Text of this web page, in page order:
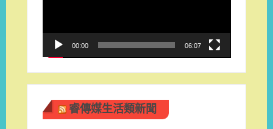
00:00 06:07
睿傳媒生活類新聞